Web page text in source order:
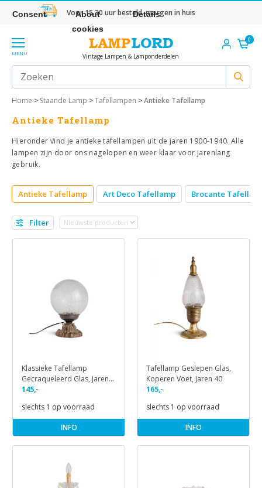
Voor 15.30 uur besteld, morgen in huis
MENU Vintage Lampen & Lamponderdelen
0
Home > Staande Lamp >Tafellampen >Antieke Tafellamp
Antieke Tafellamp
Hieronder vind je antieke tafellampen uit de jaren 1900-1940. Alle
lampen zijn door ons nagelopen en weer klaar voor jarenlang
gebruik.
Antieke Tafellamp Art Deco Tafellamp Brocante
Filter
Klassieke Tafellamp
Gecraqueleerd Glas, Jaren
40
145,-
slechts 1 op voorraad
INFO
Tafellamp Geslepen Glas,
Koperen Voet, Jaren 40
165,-
slechts 1 op voorraad
INFO
Consent
About
cookies
Details